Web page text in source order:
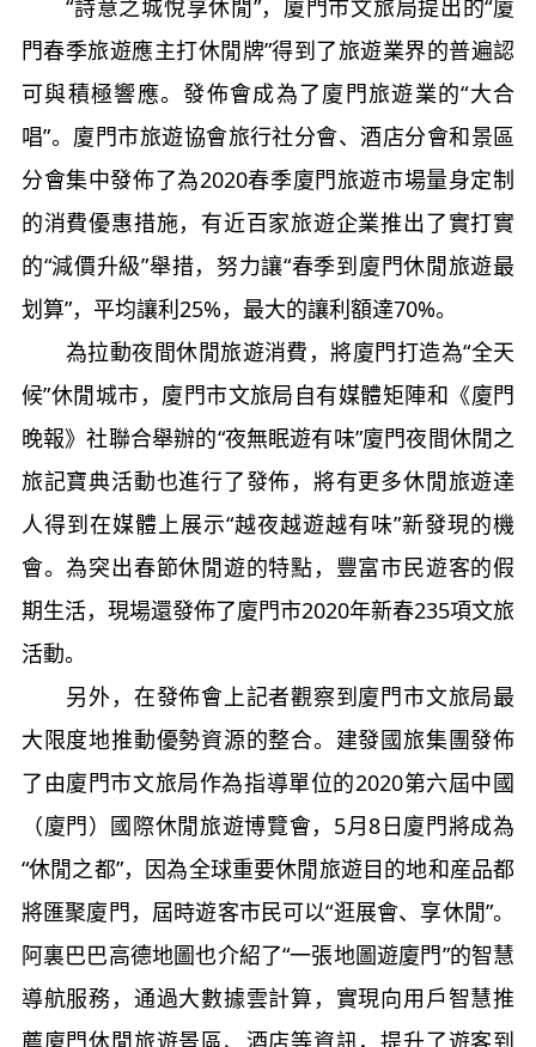
“詩意之城悅享休閒”，廈門市文旅局提出的“廈
門春季旅遊應主打休閒牌”得到了旅遊業界的普遍認
可與積極響應。發佈會成為了廈門旅遊業的“大合
唱”。廈門市旅遊協會旅行社分會、酒店分會和景區
分會集中發佈了為2020春季廈門旅遊市場量身定制
的消費優惠措施，有近百家旅遊企業推出了實打實
的“減價升級”舉措，努力讓“春季到廈門休閒旅遊最
划算”，平均讓利25%，最大的讓利額達70%。
為拉動夜間休閒旅遊消費，將廈門打造為“全天
候”休閒城市，廈門市文旅局自有媒體矩陣和《廈門
晚報》社聯合舉辦的“夜無眠遊有味”廈門夜間休閒之
旅記寶典活動也進行了發佈，將有更多休閒旅遊達
人得到在媒體上展示“越夜越遊越有味”新發現的機
會。為突出春節休閒遊的特點，豐富市民遊客的假
期生活，現場還發佈了廈門市2020年新春235項文旅
活動。
另外，在發佈會上記者觀察到廈門市文旅局最
大限度地推動優勢資源的整合。建發國旅集團發佈
了由廈門市文旅局作為指導單位的2020第六屆中國
（廈門）國際休閒旅遊博覽會，5月8日廈門將成為
“休閒之都”，因為全球重要休閒旅遊目的地和産品都
將匯聚廈門，屆時遊客市民可以“逛展會、享休閒”。
阿裏巴巴高德地圖也介紹了“一張地圖遊廈門”的智慧
導航服務，通過大數據雲計算，實現向用戶智慧推
薦廈門休閒旅遊景區、酒店等資訊，提升了遊客到